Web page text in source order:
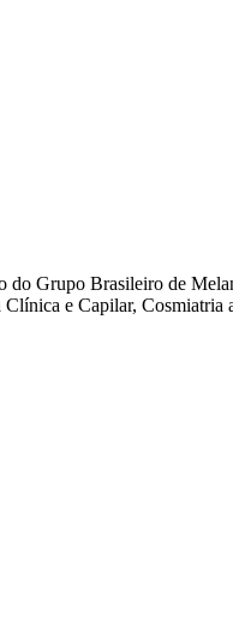
Grupo Brasileiro de
e Capilar, Cosmiatria